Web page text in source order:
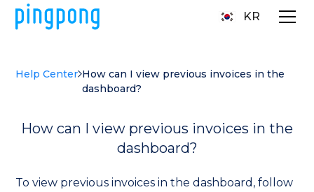
KR
Help Center How can I view previous invoices in the
dashboard?
How can I view previous invoices in the
dashboard?
To view previous invoices in the dashboard, follow